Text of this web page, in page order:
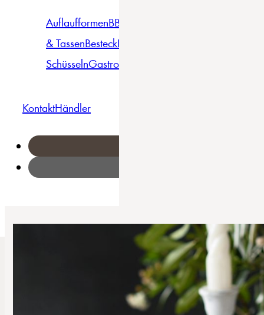
AuflaufformenBBQ
& TassenBesteckBowls &
SchüsselnGastro
KontaktHändler